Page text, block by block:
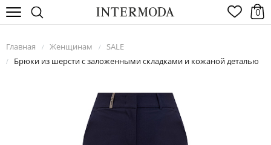
0
Главная / Женщинам / SALE
/ Брюки из шерсти с заложенными складками и кожаной деталью